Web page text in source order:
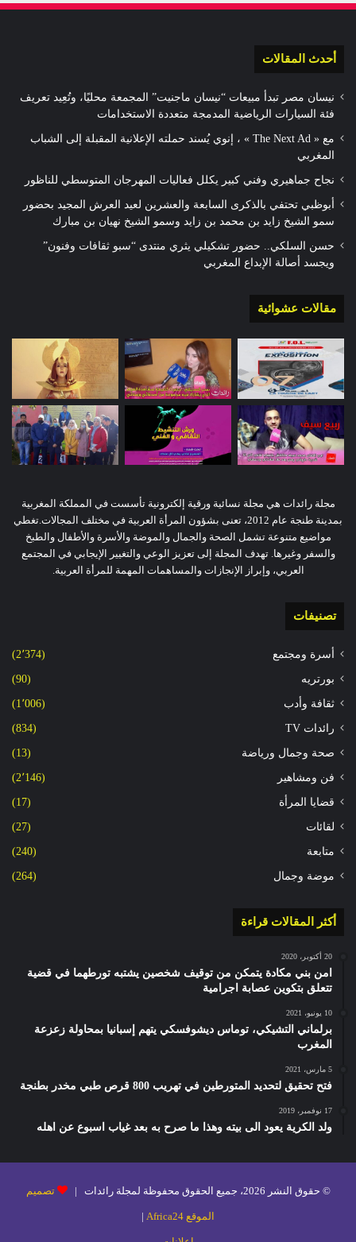
أحدث المقالات
نيسان مصر تبدأ مبيعات “نيسان ماجنيت” المجمعة محليًا، وتُعِيد تعريف
فئة السيارات الرياضية المدمجة متعددة الاستخدامات
مع « The Next Ad » ، إنوي يُسند حملته الإعلانية المقبلة إلى الشباب
المغربي
نجاح جماهيري وفني كبير يكلل فعاليات المهرجان المتوسطي للناظور
أبوظبي تحتفي بالذكرى السابعة والعشرين لعيد العرش المجيد بحضور
سمو الشيخ زايد بن محمد بن زايد وسمو الشيخ نهيان بن مبارك
حسن السلكي.. حضور تشكيلي يثري منتدى “سبو ثقافات وفنون”
ويجسد أصالة الإبداع المغربي
مقالات عشوائية
مجلة رائدات هي مجلة نسائية ورقية إلكترونية تأسست في المملكة المغربية
بمدينة طنجة عام 2012، تعنى بشؤون المرأة العربية في مختلف المجالات.تغطي
مواضيع متنوعة تشمل الصحة والجمال والموضة والأسرة والأطفال والطبخ
والسفر وغيرها. تهدف المجلة إلى تعزيز الوعي والتغيير الإيجابي في المجتمع
العربي، وإبراز الإنجازات والمساهمات المهمة للمرأة العربية.
تصنيفات
أسرة ومجتمع (2٬374)
بورتريه (90)
ثقافة وأدب (1٬006)
رائدات TV (834)
صحة وجمال ورياضة (13)
فن ومشاهير (2٬146)
قضايا المرأة (17)
لقائات (27)
متابعة (240)
موضة وجمال (264)
أكثر المقالات قراءة
20 أكتوبر، 2020
امن بني مكادة يتمكن من توقيف شخصين يشتبه تورطهما في قضية
تتعلق بتكوين عصابة اجرامية
10 يونيو، 2021
برلماني التشيكي، توماس ديشوفسكي يتهم إسبانيا بمحاولة زعزعة
المغرب
5 مارس، 2021
فتح تحقيق لتحديد المتورطين في تهريب 800 قرص طبي مخدر بطنجة
17 نوفمبر، 2019
ولد الكرية يعود الى بيته وهذا ما صرح به بعد غياب اسبوع عن اهله
© حقوق النشر 2026، جميع الحقوق محفوظة لمجلة رائدات | تصميم
الموقع Africa24 |